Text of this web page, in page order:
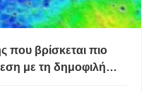
που βρίσκεται πιο
με τη δημοφιλή